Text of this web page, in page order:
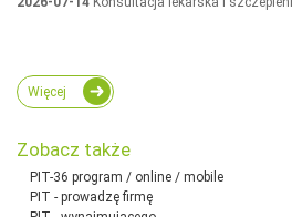
Więcej
Zobacz także
PIT-36 program / online / mobile
PIT - prowadzę firmę